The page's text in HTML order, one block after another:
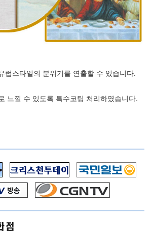
럽스타일의 분위기를 연출할 수 있습니다.
느낄 수 있도록 특수코팅 처리하였습니다.